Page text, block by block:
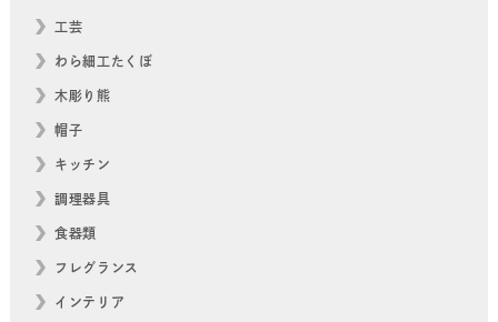
工芸
わら細工たくぼ
木彫り熊
帽子
キッチン
調理器具
食器類
フレグランス
インテリア